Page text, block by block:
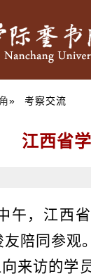
» 考察交流
江西省
午，江西
陪同参观。
向来访的学